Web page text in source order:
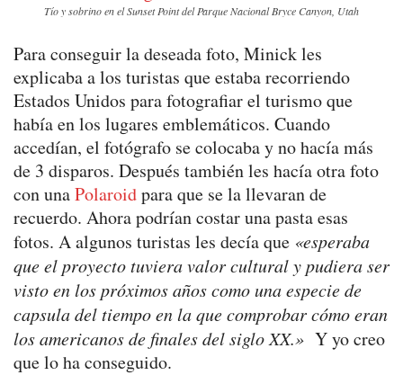
Tío y sobrino en el Sunset Point del Parque Nacional Bryce Canyon, Utah
Para conseguir la deseada foto, Minick les
explicaba a los turistas que estaba recorriendo
Estados Unidos para fotografiar el turismo que
había en los lugares emblemáticos. Cuando
accedían, el fotógrafo se colocaba y no hacía más
de 3 disparos. Después también les hacía otra foto
con unaPolaroidpara que se la llevaran de
recuerdo. Ahora podrían costar una pasta esas
fotos. A algunos turistas les decía que «esperaba
que el proyecto tuviera valor cultural y pudiera ser
visto en los próximos años como una especie de
capsula del tiempo en la que comprobar cómo eran
los americanos de finales del siglo XX.» Y yo creo
que lo ha conseguido.